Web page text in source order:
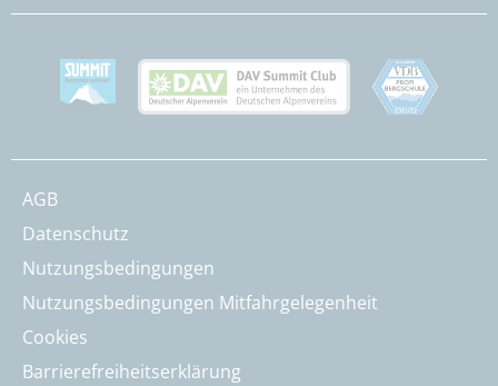
AGB
Datenschutz
Nutzungsbedingungen
Nutzungsbedingungen Mitfahrgelegenheit
Cookies
Barrierefreiheitserklärung